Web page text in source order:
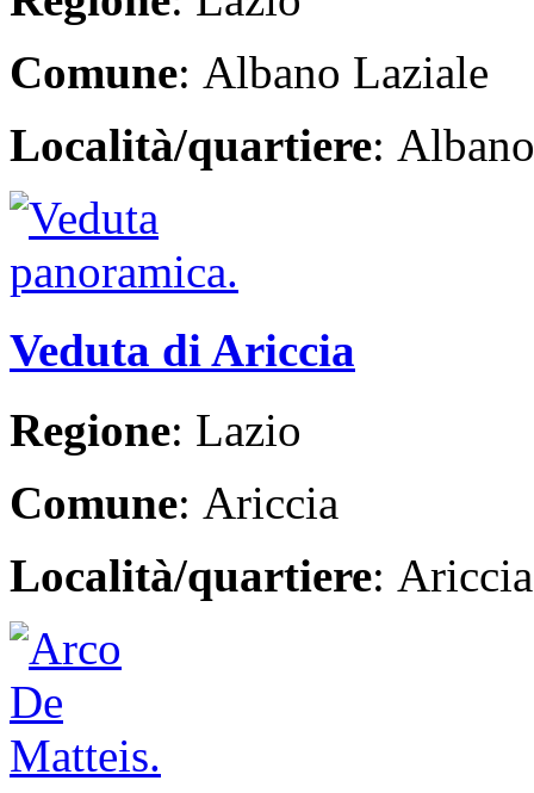
Comune: Albano Laziale
Località/quartiere:
Veduta di Ariccia
Regione: Lazio
Comune: Ariccia
Località/quartiere: Ariccia